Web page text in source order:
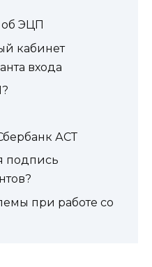
ЭЦП
кабинет
входа
АСТ
подпись
при работе со